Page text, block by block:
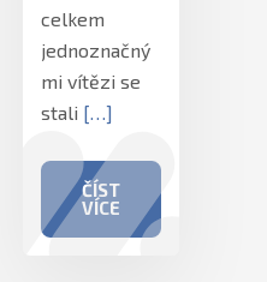
celkem
jednoznačný
mi vítězi se
stali […]
ČÍST
VÍCE